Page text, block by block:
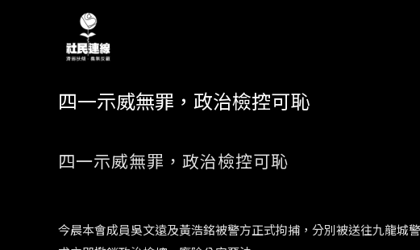
四一示威無罪，政治檢控可恥
四一示威無罪，政治檢控可恥
今晨本會成員吳文遠及黃浩銘被警方正式拘捕，分別被送往九龍